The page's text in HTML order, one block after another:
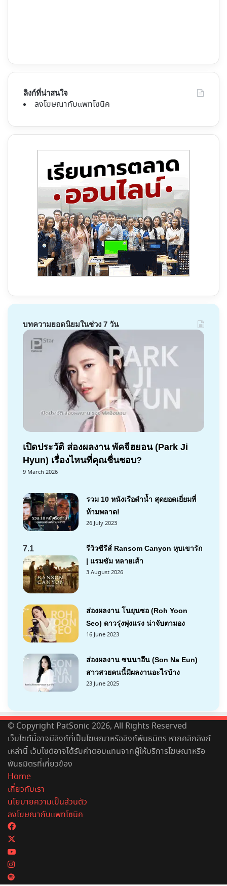
ลิงก์ที่น่าสนใจ
ลงโฆษณากับแพทโซนิค
บทความยอดนิยมในช่วง 7 วัน
เปิดประวัติ ส่องผลงาน พัคจีฮยอน (Park Ji
Hyun) เรื่องไหนที่คุณชื่นชอบ?
9 March 2026
รวม 10 หนังเรือดำน้ำ สุดยอดเยี่ยมที่
ห้ามพลาด!
26 July 2023
7.1
รีวิวซีรีส์ Ransom Canyon หุบเขารัก
| แรมซัม หลายเส้า
3 August 2026
ส่องผลงาน โนยุนซอ (Roh Yoon
Seo) ดาวรุ่งพุ่งแรง น่าจับตามอง
16 June 2023
ส่องผลงาน ซนนาอึน (Son Na Eun)
สาวสวยคนนี้มีผลงานอะไรบ้าง
23 June 2025
© Copyright PatSonic 2026, All Rights Reserved
เว็บไซต์นี้อาจมีลิงก์ที่เป็นโฆษณาหรือลิงก์พันธมิตร หากคลิกลิงก์
เหล่านี้ เว็บไซต์อาจได้รับค่าตอบแทนจากผู้ให้บริการโฆษณาหรือ
พันธมิตรที่เกี่ยวข้อง
Home
เกี่ยวกับเรา
นโยบายความเป็นส่วนตัว
ลงโฆษณากับแพทโซนิค